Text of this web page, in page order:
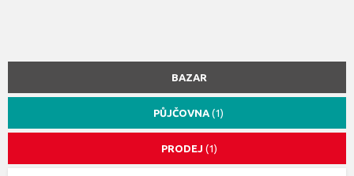
BAZAR
PŮJČOVNA (1)
PRODEJ (1)